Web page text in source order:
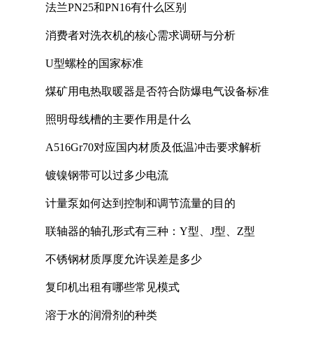
法兰PN25和PN16有什么区别
消费者对洗衣机的核心需求调研与分析
U型螺栓的国家标准
煤矿用电热取暖器是否符合防爆电气设备标准
照明母线槽的主要作用是什么
A516Gr70对应国内材质及低温冲击要求解析
镀镍钢带可以过多少电流
计量泵如何达到控制和调节流量的目的
联轴器的轴孔形式有三种：Y型、J型、Z型
不锈钢材质厚度允许误差是多少
复印机出租有哪些常见模式
溶于水的润滑剂的种类